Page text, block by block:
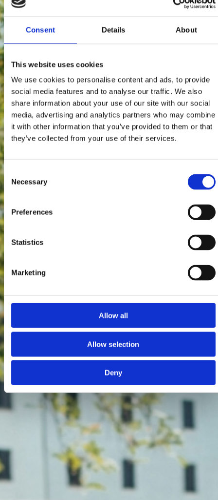
Consent Details About
This website uses cookies
We use cookies to personalise content and ads, to provide
social media features and to analyse our traffic. We also
share information about your use of our site with our social
media, advertising and analytics partners who may combine
it with other information that you’ve provided to them or that
they’ve collected from your use of their services.
Consent
Selection
Necessary
Preferences
Statistics
Marketing
Allow all
Allow selection
Deny